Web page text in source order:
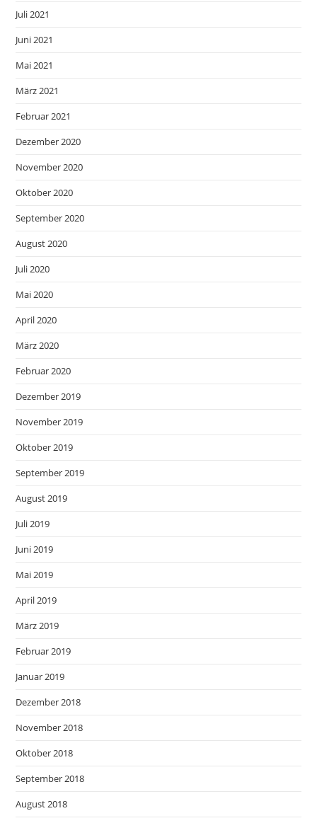
Juli 2021
Juni 2021
Mai 2021
März 2021
Februar 2021
Dezember 2020
November 2020
Oktober 2020
September 2020
August 2020
Juli 2020
Mai 2020
April 2020
März 2020
Februar 2020
Dezember 2019
November 2019
Oktober 2019
September 2019
August 2019
Juli 2019
Juni 2019
Mai 2019
April 2019
März 2019
Februar 2019
Januar 2019
Dezember 2018
November 2018
Oktober 2018
September 2018
August 2018